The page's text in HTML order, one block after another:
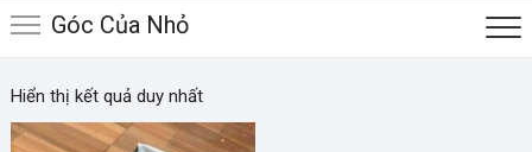
Góc Của Nhỏ
Hiển thị kết quả duy nhất